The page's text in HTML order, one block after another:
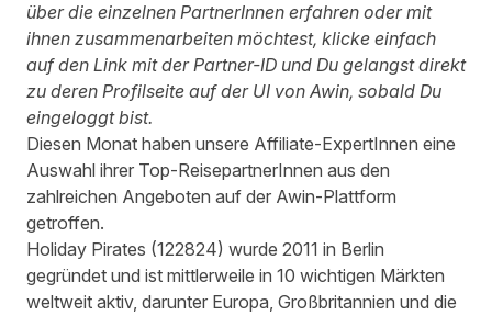
über die einzelnen PartnerInnen erfahren oder mit
ihnen zusammenarbeiten möchtest, klicke einfach
auf den Link mit der Partner-ID und Du gelangst direkt
zu deren Profilseite auf der UI von Awin, sobald Du
eingeloggt bist.
Diesen Monat haben unsere Affiliate-ExpertInnen eine
Auswahl ihrer Top-ReisepartnerInnen aus den
zahlreichen Angeboten auf der Awin-Plattform
getroffen.
Holiday Pirates (122824) wurde 2011 in Berlin
gegründet und ist mittlerweile in 10 wichtigen Märkten
weltweit aktiv, darunter Europa, Großbritannien und die